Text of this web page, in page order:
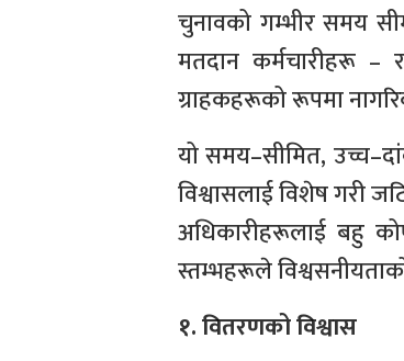
चुनावको गम्भीर समय
मतदान कर्मचारीहरू –
ग्राहकहरूको रूपमा
यो समय–सीमित,
विश्वासलाई विशेष गरी
अधिकारीहरूलाई बहु
स्तम्भहरूले
१. वितरणको विश्वास